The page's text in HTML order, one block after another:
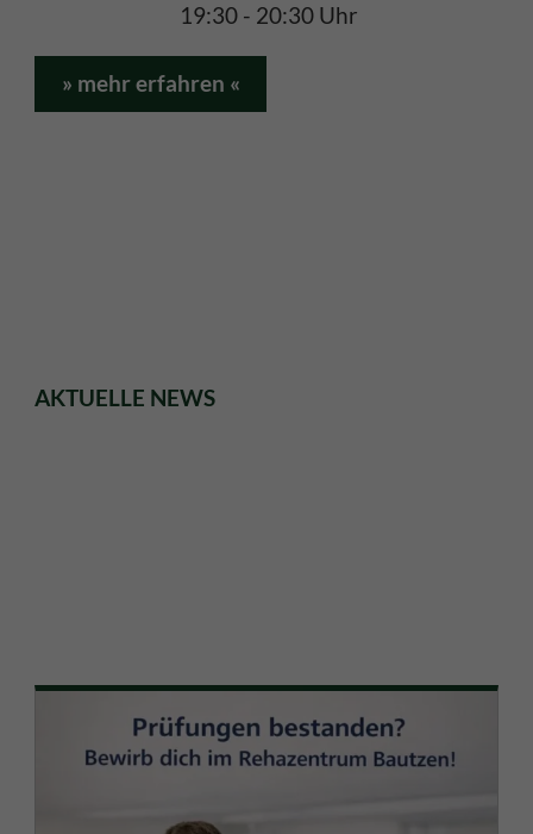
19:30 - 20:30 Uhr
» mehr erfahren «
AKTUELLE NEWS